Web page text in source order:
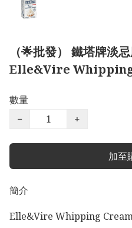
（🌟批發） 鐵塔牌淡
Elle&Vire
數量
−
+
加至
簡介
Elle&Vire Whipping